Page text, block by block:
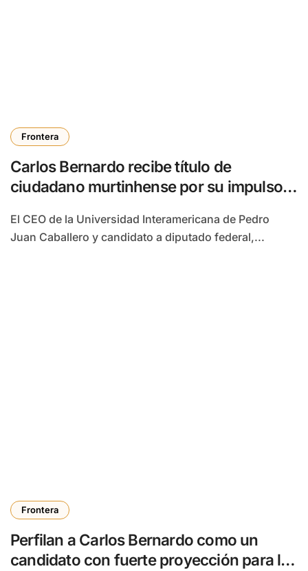
Frontera
Carlos Bernardo recibe título de
ciudadano murtinhense por su impulso a
El CEO de la Universidad Interamericana de Pedro
Juan Caballero y candidato a diputado federal,...
Frontera
Perfilan a Carlos Bernardo como un
candidato con fuerte proyección para la